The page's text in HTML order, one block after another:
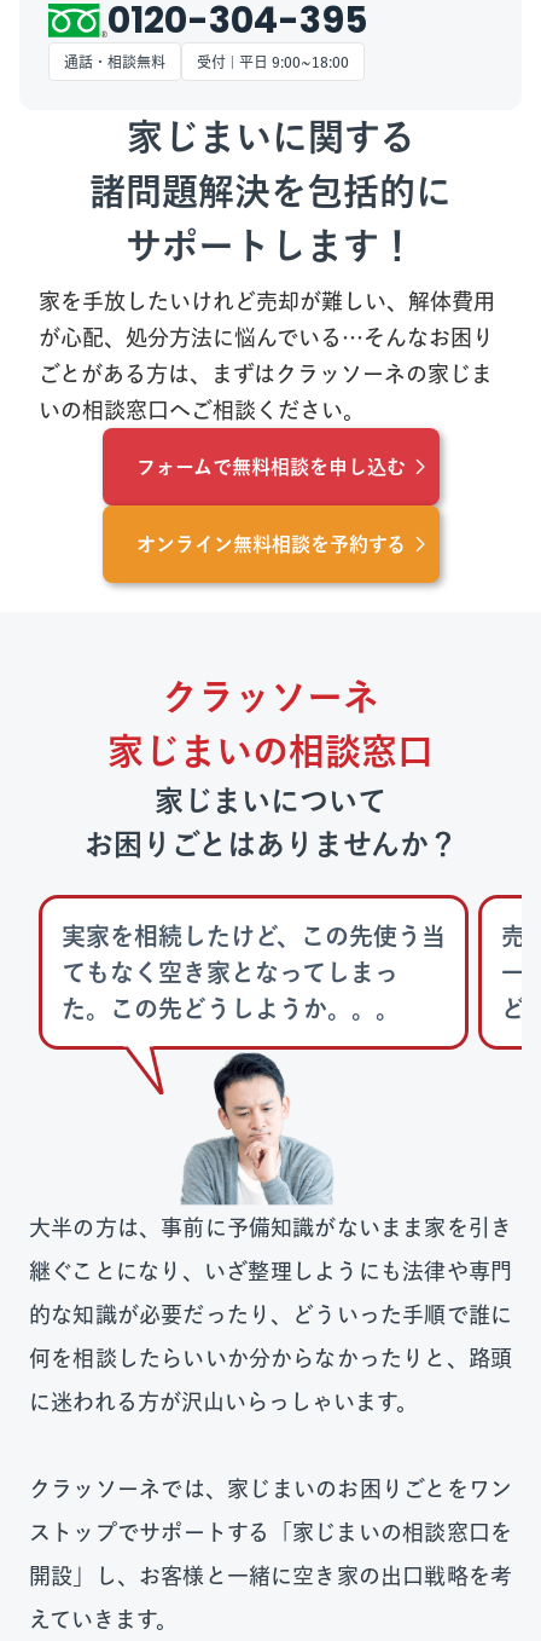
0120-304-395
通話・相談無料 受付 | 平日 9:00~18:00
家じまいに関する
諸問題解決を包括的に
サポートします！
家を手放したいけれど売却が難しい、解体費用
が心配、処分方法に悩んでいる…そんなお困り
ごとがある方は、まずはクラッソーネの家じま
いの相談窓口へご相談ください。
フォームで無料相談を申し込む
オンライン無料相談を予約する
クラッソーネ
家じまいの相談窓口
家じまいについて
お困りごとはありませんか？
実家を相続したけど、この先使う当
てもなく空き家となってしまっ
た。この先どうしようか。。。
売
一
ど
大半の方は、事前に予備知識がないまま家を引き
継ぐことになり、いざ整理しようにも法律や専門
的な知識が必要だったり、どういった手順で誰に
何を相談したらいいか分からなかったりと、路頭
に迷われる方が沢山いらっしゃいます。
クラッソーネでは、家じまいのお困りごとをワン
ストップでサポートする「家じまいの相談窓口を
開設」し、お客様と一緒に空き家の出口戦略を考
えていきます。